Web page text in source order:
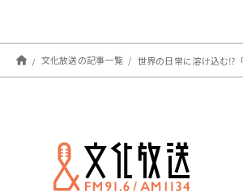
文化放送の記事一覧 世界の日常に溶け込む